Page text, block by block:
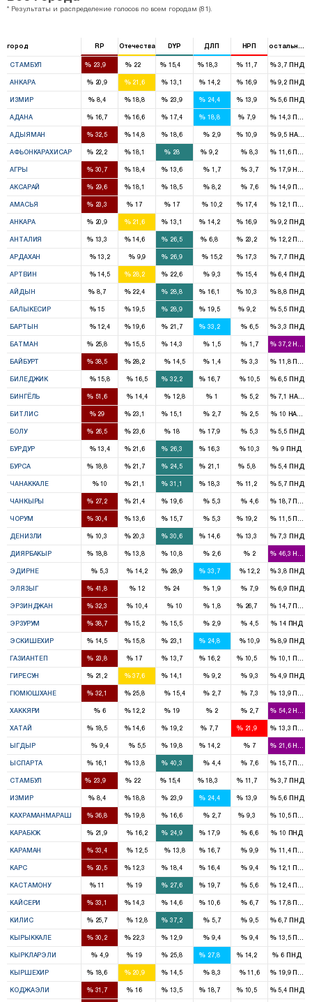
* Результаты и распределение голосов по всем городам (81).
город RP Отечества DYP ДЛП НРП остальные
СТАМБУЛ % 23,9
16
%22
15
%15,4
11
%18,3
12
%11,7
7
%3,7 ПНД
АНКАРА %20,9 %21,6 % 13,1 %14,2 %16,9 %9,2 ПНД
ИЗМИР % 8,4 %18,8 % 23,9 %24,4 %13,9 %5,6 ПНД
АДАНА %16,7 %16,6 % 17,4 %18,8 % 7,9 %14,3ПНД
АДЫЯМАН %32,5 %14,8 % 18,6 % 2,9 %10,9 %9,5 HADEP
АФЬОНКАРАХИСАР %22,2 %18,1 % 28 % 9,2 % 8,3 %11,6ПНД
АГРЫ %30,7 %18,4 % 13,6 % 1,7 % 3,7 %17,9
АКСАРАЙ %29,6 %18,1 % 18,5 % 8,2 % 7,6 %14,9ПНД
АМАСЬЯ %23,3 % 17 % 17 %10,2 %17,4 %12,1ПНД
АНКАРА %20,9 %21,6 % 13,1 %14,2 %16,9 %9,2 ПНД
АНТАЛИЯ %13,3 %14,6 % 26,5 % 6,8 %23,2 %12,2ПНД
АРДАХАН %13,2 %9,9 % 26,9 %15,2 %17,3 %7,7 ПНД
АРТВИН %14,5 %28,2 % 22,6 % 9,3 %15,4 %6,4 ПНД
АЙДЫН % 8,7 %22,4 % 28,8 %16,1 %10,3 %8,8 ПНД
БАЛЫКЕСИР %15 %19,5 % 28,9 %19,5 % 9,2 %5,5 ПНД
БАРТЫН %12,4 %19,6 % 21,7 %33,2 % 6,5 %3,3 ПНД
БАТМАН %25,8 %15,5 % 14,3 % 1,5 % 1,7 %37,2
БАЙБУРТ %38,5 %28,2 % 14,5 % 1,4 % 3,3 %11,8ПНД
БИЛЕДЖИК %15,8 % 16,5 % 32,2 %16,7 %10,5 %6,5 ПНД
БИНГЁЛЬ %51,6 % 14,4 % 12,8 % 1 % 5,2 %7,1 HADEP
БИТЛИС %29 %23,1 % 15,1 % 2,7 % 2,5 %10 HADEP
БОЛУ %26,5 %23,6 % 18 %17,9 % 5,3 %5,5 ПНД
БУРДУР %13,4 %21,6 % 26,3 %16,3 %10,3 % 9ПНД
БУРСА %18,8 %21,7 % 24,5 %21,1 % 5,8 %5,4 ПНД
ЧАНАККАЛЕ %10 %21,1 % 31,1 %18,3 %11,2 %5,7 ПНД
ЧАНКЫРЫ %27,2 %21,4 % 19,6 % 5,3 % 4,6 %18,7ПНД
ЧОРУМ %30,4 %13,6 % 15,7 % 5,3 %19,2 %11,5ПНД
ДЕНИЗЛИ %10,3 %20,3 % 30,6 %14,6 %13,3 %7,3 ПНД
ДИЯРБАКЫР %18,8 %13,8 % 10,8 % 2,6 %2 %46,3
ЭДИРНЕ % 5,3 % 14,2 % 28,9 %33,7 %12,2 %3,8 ПНД
ЭЛЯЗЫГ %41,8 % 12 % 24 % 1,9 % 7,9 %6,9 ПНД
ЭРЗИНДЖАН %32,3 % 10,4 %10 % 1,8 %26,7 %14,7ПНД
ЭРЗУРУМ %38,7 %15,2 % 15,5 % 2,9 % 4,5 %14 ПНД
ЭСКИШЕХИР %14,5 %15,8 % 23,1 %24,8 %10,9 %8,9 ПНД
ГАЗИАНТЕП %23,8 % 17 % 13,7 %16,2 %10,5 %10,1ПНД
ГИРЕСУН %21,2 %37,6 % 14,1 % 9,2 % 9,3 %4,9 ПНД
ГЮМЮШХАНЕ %32,1 %25,8 % 15,4 % 2,7 % 7,3 %13,9ПНД
ХАККЯРИ %6 %12,2 % 19 % 2 % 2,7 %54,2
ХАТАЙ %18,5 %14,6 % 19,2 % 7,7 %21,9 %13,3ПНД
ЫГДЫР % 9,4 %5,5 % 19,8 %14,2 %7 %21,6
ЫСПАРТА %16,1 %13,8 % 40,3 % 4,4 % 7,6 %15,7ПНД
СТАМБУЛ % 23,9 %22 %15,4 %18,3 %11,7 %3,7 ПНД
ИЗМИР % 8,4 %18,8 % 23,9 %24,4 %13,9 %5,6 ПНД
КАХРАМАНМАРАШ %36,8 %19,8 % 16,6 % 2,7 % 9,3 %10,5ПНД
КАРАБЮК %21,9 % 16,2 % 24,9 %17,9 % 6,6 %10 ПНД
КАРАМАН %33,4 % 12,5 % 13,8 %16,7 % 9,9 %11,4ПНД
КАРС %20,5 %12,3 % 18,4 %16,4 % 9,4 %12,1ПНД
КАСТАМОНУ %11 % 19 % 27,6 %19,7 % 5,6 %12,4ПНД
КАЙСЕРИ %33,1 %14,3 % 14,6 %10,6 % 6,7 %17,8ПНД
КИЛИС %25,7 % 12,8 % 37,2 % 5,7 % 9,5 %6,7 ПНД
КЫРЫККАЛЕ %30,2 %22,3 % 12,9 % 9,4 % 9,4 %13,5ПНД
КЫРКЛАРЭЛИ % 4,9 % 19 % 25,8 %27,8 %14,2 % 6ПНД
КЫРШЕХИР %18,6 %20,9 % 14,5 % 8,3 %11,6 %19,9ПНД
КОДЖАЭЛИ %31,7 % 16 % 13,5 %18,7 %10,5 %5,4 ПНД